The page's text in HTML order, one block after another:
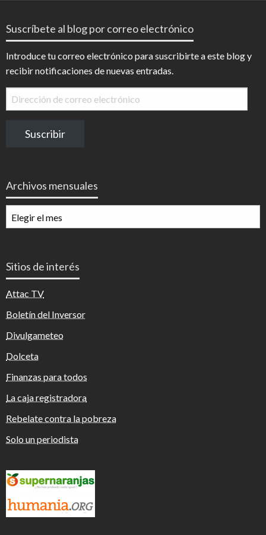
Suscríbete al blog por correo electrónico
Introduce tu correo electrónico para suscribirte a este blog y
recibir notificaciones de nuevas entradas.
Dirección
de
electrónico
Suscribir
Archivos mensuales
mensuales
Sitios de interés
Attac TV
Boletín del Inversor
Divulgameteo
Dolceta
Finanzas para todos
La caja registradora
Rebelate contra la pobreza
Solo un periodista